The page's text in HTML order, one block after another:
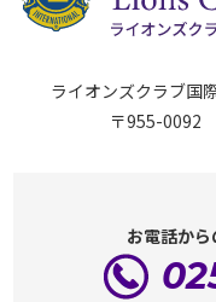
ライオンズクラブ国
〒955-0092
お電話から